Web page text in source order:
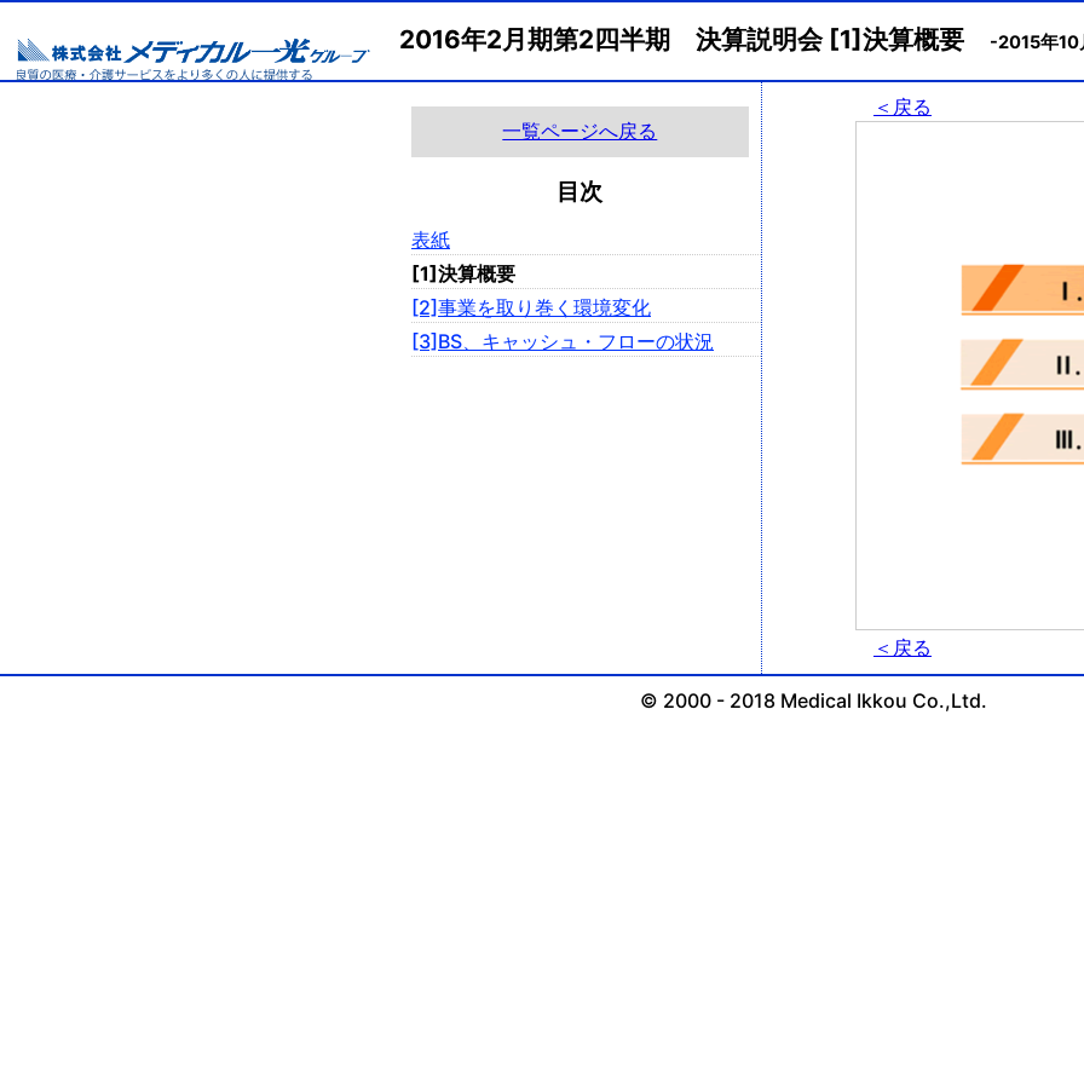
2016年2月期第2四半期 決算説明会 [1]決算概要 -2015年10
一覧ページへ戻る
目次
表紙
[1]決算概要
[2]事業を取り巻く環境変化
[3]BS、キャッシュ・フローの状況
＜戻る
＜戻る
© 2000 - 2018 Medical Ikkou Co.,Ltd.